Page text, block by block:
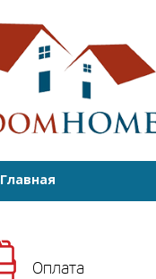
Главная
Оплата